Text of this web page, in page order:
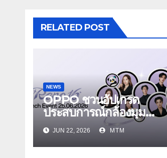
RELATED POST
NEWS
OPPO ชวนอัปเกรด
ประสบการณ์กล้องมุม
กว้างพิเศษ 50MP สมา
ร์ตโฟนเพื่อนซี้ เทรนดี้ทุ
กช็อต ในงาน OPPO
JUN 22, 2026 MTM